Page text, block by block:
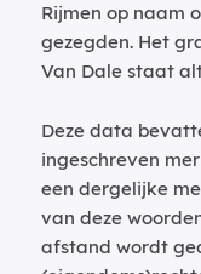
Rijmen op naam
gezegden. Het
Van Dale staat
Deze data
ingeschreven
een dergelijke
van deze
afstand wordt